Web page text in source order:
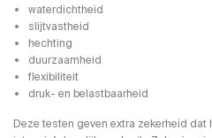
waterdichtheid
slijtvastheid
hechting
duurzaamheid
flexibiliteit
druk- en belastbaarheid
Deze testen geven extra zekerheid